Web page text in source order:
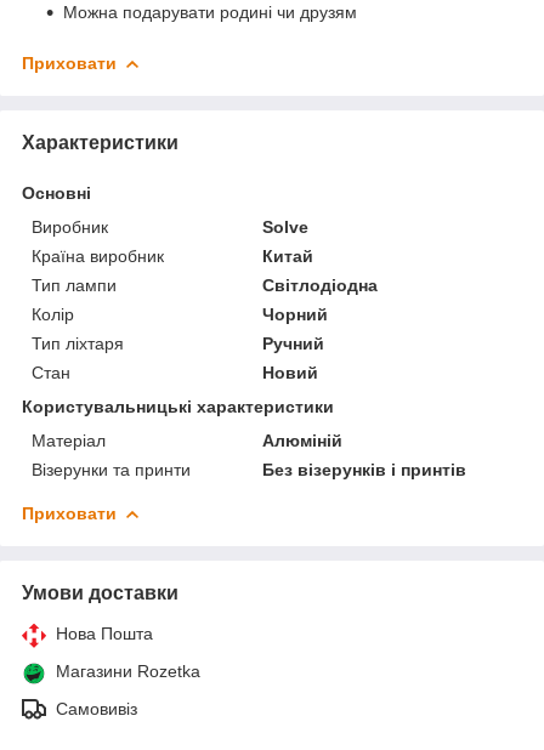
Можна подарувати родині чи друзям
Приховати
Характеристики
Основні
Виробник
Solve
Країна виробник
Китай
Тип лампи
Світлодіодна
Колір
Чорний
Тип ліхтаря
Ручний
Стан
Новий
Користувальницькі характеристики
Матеріал
Алюміній
Візерунки та принти
Без візерунків і принтів
Приховати
Умови доставки
Нова Пошта
Магазини Rozetka
Самовивіз